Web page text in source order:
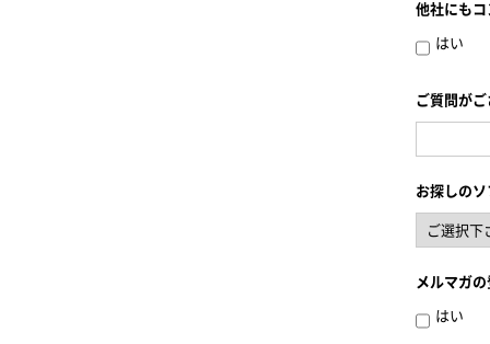
他社にも
はい
ご質問が
お探しの
メルマガ
はい